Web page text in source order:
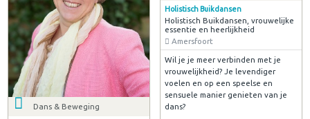
Dans & Beweging
Holistisch Buikdansen
Holistisch Buikdansen, vrouwelijke
essentie en heerlijkheid
Amersfoort
Wil je je meer verbinden met je
vrouwelijkheid? Je levendiger
voelen en op een speelse en
sensuele manier genieten van je
dans?